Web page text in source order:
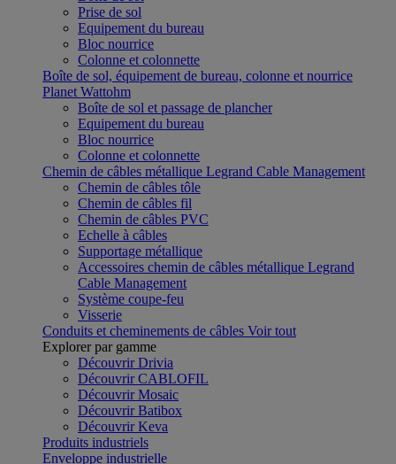
Prise de sol
Equipement du bureau
Bloc nourrice
Colonne et colonnette
Boîte de sol, équipement de bureau, colonne et nourrice
Planet Wattohm
Boîte de sol et passage de plancher
Equipement du bureau
Bloc nourrice
Colonne et colonnette
Chemin de câbles métallique Legrand Cable Management
Chemin de câbles tôle
Chemin de câbles fil
Chemin de câbles PVC
Echelle à câbles
Supportage métallique
Accessoires chemin de câbles métallique Legrand
Cable Management
Système coupe-feu
Visserie
Conduits et cheminements de câbles Voir tout
Explorer par gamme
Découvrir Drivia
Découvrir CABLOFIL
Découvrir Mosaic
Découvrir Batibox
Découvrir Keva
Produits industriels
Enveloppe industrielle